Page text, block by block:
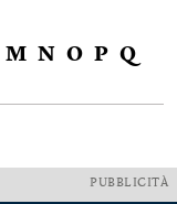
M N O P Q
PUBBLICITÀ